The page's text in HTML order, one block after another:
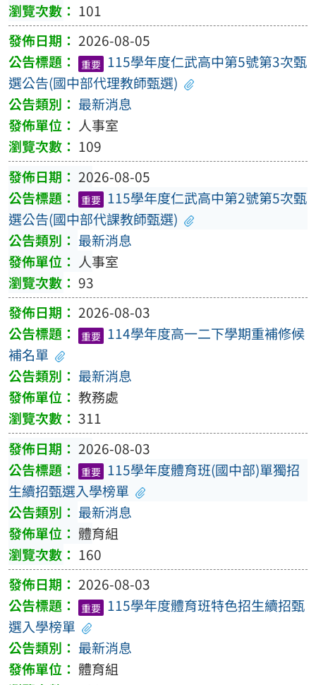
101
2026-08-05
重要 115學年度仁武高中第5號第3次甄
選公告(國中部代理教師甄選)
最新消息
人事室
109
2026-08-05
重要 115學年度仁武高中第2號第5次甄
選公告(國中部代課教師甄選)
最新消息
人事室
93
2026-08-03
重要 114學年度高一二下學期重補修候
補名單
最新消息
教務處
311
2026-08-03
重要 115學年度體育班(國中部)單獨招
生續招甄選入學榜單
最新消息
體育組
160
2026-08-03
重要 115學年度體育班特色招生續招甄
選入學榜單
最新消息
體育組